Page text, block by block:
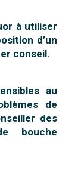
à utiliser
d’un
conseil.
au
de
des
bouche